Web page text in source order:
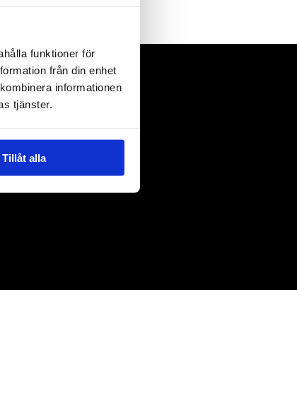
funktioner för
från din enhet
informationen
tjänster.
Tillåt alla